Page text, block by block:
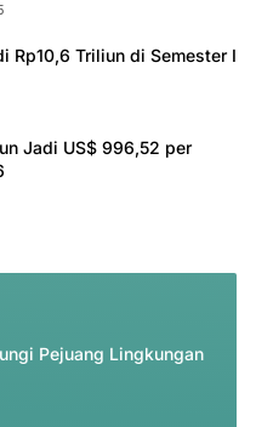
Rp10,6 Triliun di Semester I
Jadi US$ 996,52 per
Pejuang Lingkungan